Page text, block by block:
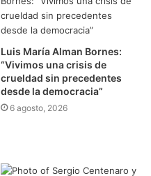
Luis María Alman Bornes:
“Vivimos una crisis de
crueldad sin precedentes
desde la democracia”
6 agosto, 2026